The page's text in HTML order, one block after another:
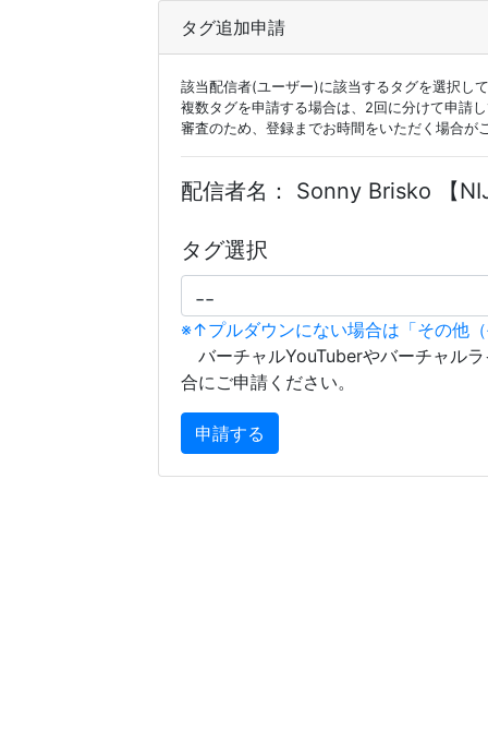
タグ追加申請
該当配信者(ユーザー)に該当するタグを選択し
複数タグを申請する場合は、2回に分けて申請
審査のため、登録までお時間をいただく場合が
配信者名： Sonny Brisko 【
タグ選択
※↑プルダウンにない場合は「その他
バーチャルYouTuberやバーチャル
合にご申請ください。
申請する